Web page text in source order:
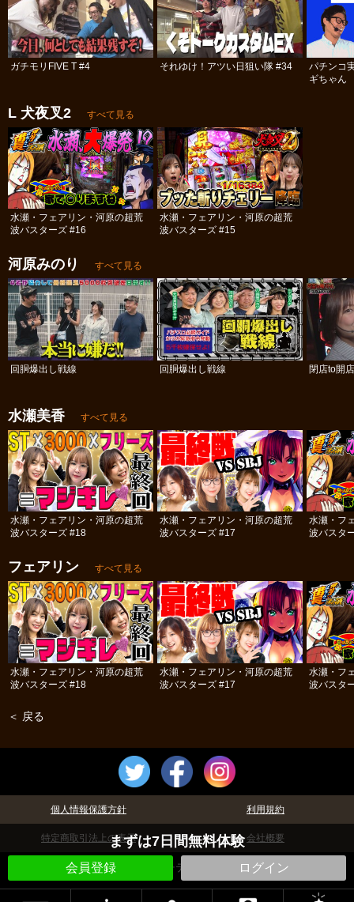
まずは7日間無料体験
会員登録 ログイン
ガチモリFIVE T #4 それゆけ！アツい日狙い隊 #34
パチンコ
ギちゃん
L 犬夜叉2 すべて見る
水瀬・フェアリン・河原の超荒
波バスターズ #16
水瀬・フェアリン・河原の超荒
波バスターズ #15
河原みのり すべて見る
回胴爆出し戦線 回胴爆出し戦線 閉店to開
水瀬美香 すべて見る
水瀬・フェアリン・河原の超荒
波バスターズ #18
水瀬・フェアリン・河原の超荒
波バスターズ #17
水瀬・フ
波バスタ
フェアリン すべて見る
水瀬・フェアリン・河原の超荒
波バスターズ #18
水瀬・フェアリン・河原の超荒
波バスターズ #17
水瀬・フ
波バスタ
＜ 戻る
個人情報保護方針 利用規約
特定商取引法上の表示 会社概要
©パチテレ！